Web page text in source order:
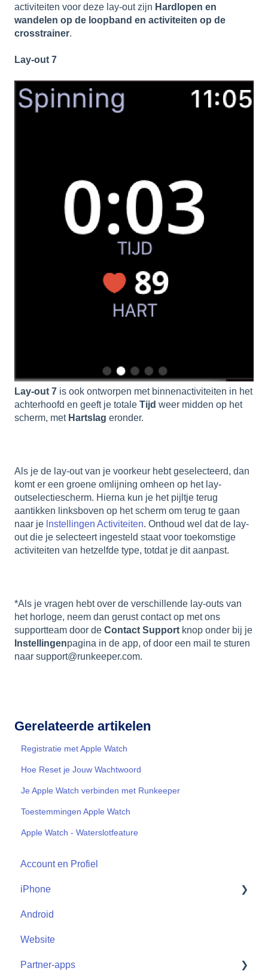
activiteiten voor deze lay-out zijn Hardlopen en
wandelen op de loopband en activiteiten op de
crosstrainer.
Lay-out 7
Lay-out 7 is ook ontworpen met binnenactiviteiten in het
achterhoofd en geeft je totale Tijd weer midden op het
scherm, met Hartslag eronder.
Als je de lay-out van je voorkeur hebt geselecteerd, dan
komt er een groene omlijning omheen op het lay-
outselectiescherm. Hierna kun je het pijltje terug
aantikken linksboven op het scherm om terug te gaan
naar je lnstellingen Activiteiten. Onthoud wel dat de lay-
out die je selecteert ingesteld staat voor toekomstige
activiteiten van hetzelfde type, totdat je dit aanpast.
*Als je vragen hebt over de verschillende lay-outs van
het horloge, neem dan gerust contact op met ons
supportteam door de Contact Support knop onder bij je
Instellingenpagina in de app, of door een mail te sturen
naar support@runkeeper.com.
Gerelateerde artikelen
Registratie met Apple Watch
Hoe Reset je Jouw Wachtwoord
Je Apple Watch verbinden met Runkeeper
Toestemmingen Apple Watch
Apple Watch - Waterslotfeature
Account en Profiel
iPhone
Start
Android
Website
Partner-apps